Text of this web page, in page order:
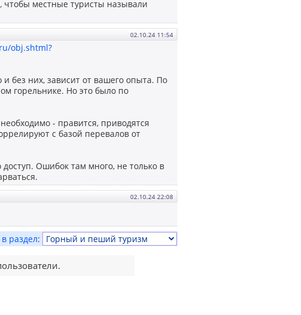
чтобы местные туристы называли
02.10.24 11:54
obj.shtml?
без них, зависит от вашего опыта. По
горельнике. Но это было по
- правится, приводятся
с базой перевалов от
Ошибок там много, не только в
02.10.24 22:08
раздел: